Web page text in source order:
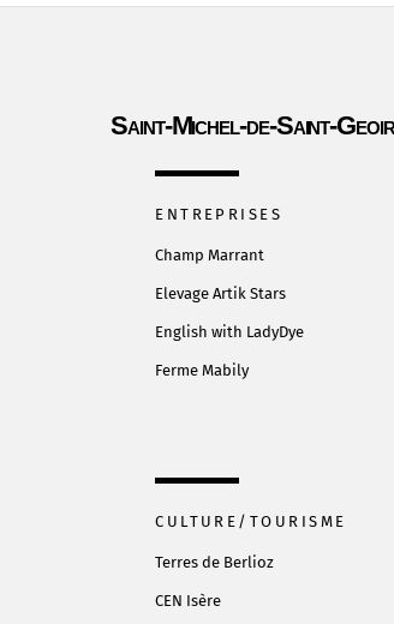
Saint-Michel-de-Saint-
ENTREPRISES
Champ Marrant
Elevage ArtikStars
English with LadyDye
Ferme Mabily
CULTURE/TOURISME
Terres de Berlioz
CEN Isère